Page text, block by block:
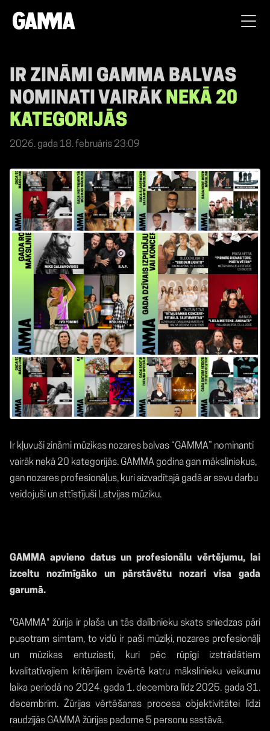
IR ZINĀMI GAMMA BALVAS
NOMINATI VAIRĀK NEKĀ 20
KATEGORIJĀS
2026. gada 18. februāris 23:09
Ir kļuvuši zināmi mūzikas nozares balvas “GAMMA” nominanti
vairāk nekā 20 kategorijās. GAMMA godina gan māksliniekus,
gan nozares profesionāļus, kuri aizvadītajā gadā ar savu darbu
veidojuši un attīstījuši Latvijas mūziku.
GAMMA apvieno datus un profesionālu vērtējumu, lai
izceltu nozīmīgāko un pārstāvētu nozari visa gada
garumā.
"GAMMA" žūrija ir plaša un tās dalībnieku skats sniedzas pāri
pusotram simtam, to vidū ir paši mūziķi, nozares profesionāļi
un mūzikas entuziasti, kuri pēc rūpīgi izstrādātiem
kvalitatīvajiem kritērijiem izvērtē katru mākslinieku veikumu
laika periodā no 2024. gada 1. decembra līdz 2025. gada 31.
decembrim. Žūrijas vērtēšanas procesa objektivitātei līdzi
raudzījās GAMMA žūrijas padome 5 personu sastāvā.